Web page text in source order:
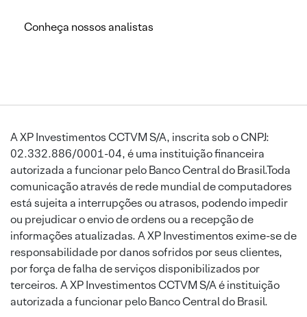
Conheça nossos analistas
A XP Investimentos CCTVM S/A, inscrita sob o CNPJ:
02.332.886/0001-04, é uma instituição financeira
autorizada a funcionar pelo Banco Central do Brasil.Toda
comunicação através de rede mundial de computadores
está sujeita a interrupções ou atrasos, podendo impedir
ou prejudicar o envio de ordens ou a recepção de
informações atualizadas. A XP Investimentos exime-se de
responsabilidade por danos sofridos por seus clientes,
por força de falha de serviços disponibilizados por
terceiros. A XP Investimentos CCTVM S/A é instituição
autorizada a funcionar pelo Banco Central do Brasil.